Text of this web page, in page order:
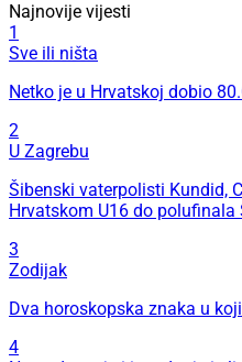
Najnovije vijesti
1
Sve ili ništa
Netko je u Hrvatskoj dobio
2
U Zagrebu
Šibenski vaterpolisti Kundid,
Hrvatskom U16 do polufinala
3
Zodijak
Dva horoskopska znaka u
4